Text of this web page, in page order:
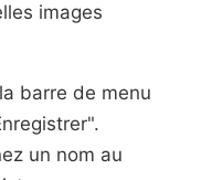
images
barre de menu
un nom au